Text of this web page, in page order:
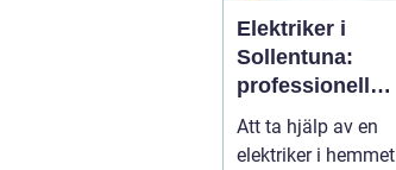
Elektriker i
Sollentuna:
professionell
hjälp när du
behöver det
Att ta hjälp av en
elektriker i hemmet